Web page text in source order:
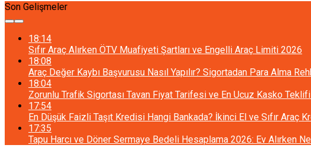
Son Gelişmeler
18:14
Sıfır Araç Alırken ÖTV Muafiyeti Şartları ve Engelli Araç Limiti 2026
18:08
Araç Değer Kaybı Başvurusu Nasıl Yapılır? Sigortadan Para Alma
18:04
Zorunlu Trafik Sigortası Tavan Fiyat Tarifesi ve En Ucuz Kasko
17:54
En Düşük Faizli Taşıt Kredisi Hangi Bankada? İkinci El ve Sıfır Araç
17:35
Tapu Harcı ve Döner Sermaye Bedeli Hesaplama 2026: Ev Alırken